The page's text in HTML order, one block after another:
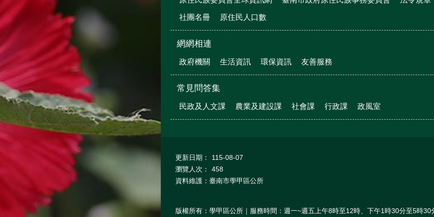
社團名冊 原住民人口數
網網相連
政府機關 生活資訊 環保資訊 友善服務
常見問答集
民政及人文課 農業及建設課 社會課 行政課 政風室
更新日期：
115-08-07
瀏覽人次：
458
資料維護：臺南市學甲區公所
版權所有：學甲區公所｜服務時間：週一~週五上午8時至12時、下午1時30分至5時30